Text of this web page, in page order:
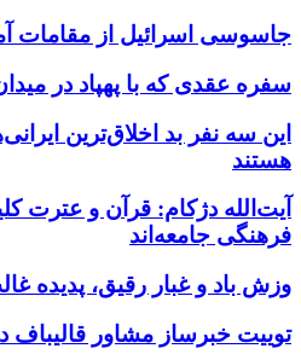
جاسوسی اسرائیل از مقامات
سفره عقدی که با پهپاد در
هستند
آیت‌الله دژکام: قرآن و عترت
فرهنگی جامعه‌اند
وزش باد و غبار رقیق، پدیده
توییت خبرساز مشاور قالیباف